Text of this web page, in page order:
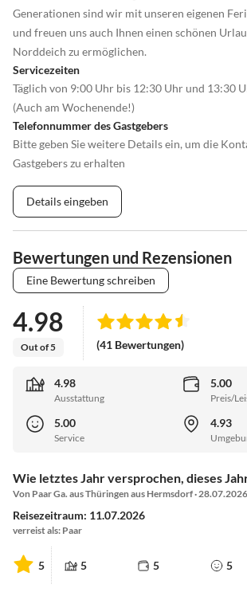
Generationen sind wir mit unseren eigenen
und freuen uns auch Ihnen einen schönen
Norddeich zu ermöglichen.
Servicezeiten
Täglich von 9:00 Uhr bis 12:30 Uhr und 13:30
(Auch am Wochenende!)
Telefonnummer des Gastgebers
Bitte geben Sie weitere Details ein, um die
Gastgebers zu erhalten
Details eingeben
Bewertungen und Rezensionen
Eine Bewertung schreiben
4.98
Out of 5 (41 Bewertungen)
4.98
Ausstattung
5.00
Preis/
5.00
Service
4.93
Wie letztes Jahr versprochen, dieses
Von Paar Ga. aus Thüringen aus Hermsdorf · 28.07.2026
Reisezeitraum: 11.07.2026
verreist als: Paar
5 5 5 5